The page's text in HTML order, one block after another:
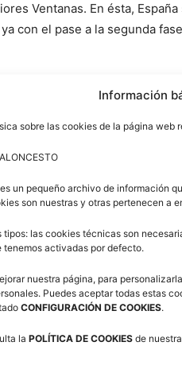
Información
sobre las cookies de la página web
un pequeño archivo de información
son nuestras y otras pertenecen a
las cookies técnicas son
activadas por defecto.
nuestra página, para
Puedes aceptar todas estas
CONFIGURACIÓN DE COOKIES.
la POLÍTICA DE COOKIES de
Ventanas. En ésta,
con el pase a la segunda